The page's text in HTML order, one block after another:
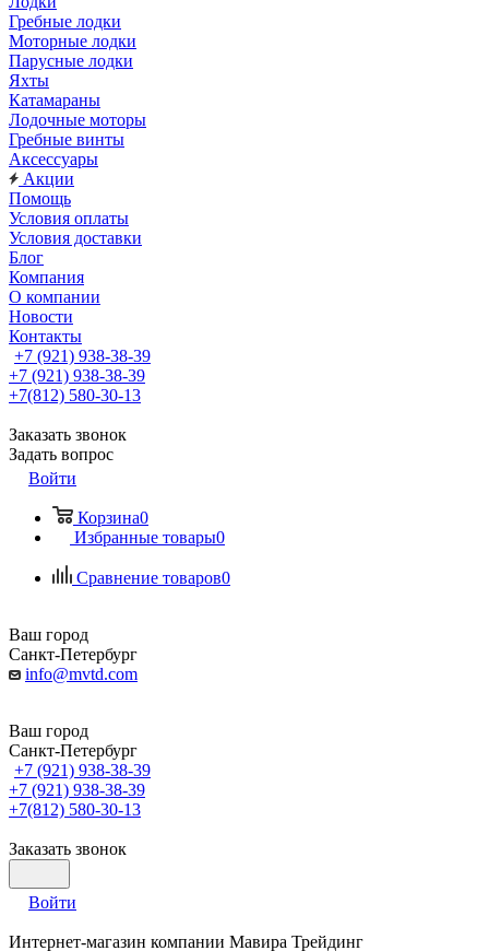
Гребные лодки
Моторные лодки
Парусные лодки
Яхты
Катамараны
Лодочные моторы
Гребные винты
Аксессуары
Акции
Помощь
Условия оплаты
Условия доставки
Блог
Компания
О компании
Новости
Контакты
+7 (921) 938-38-39
+7 (921) 938-38-39
+7(812) 580-30-13
Заказать звонок
Задать вопрос
Войти
Корзина0
Избранные товары0
Сравнение товаров0
Ваш город
Санкт-Петербург
info@mvtd.com
Ваш город
Санкт-Петербург
+7 (921) 938-38-39
+7 (921) 938-38-39
+7(812) 580-30-13
Заказать звонок
Войти
Интернет-магазин компании Мавира Трейдинг